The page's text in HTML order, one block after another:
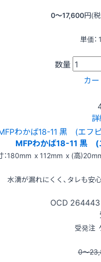
0〜17,600円(
単価：
数量
カ
MFPわかば18-11 黒 (
：180mm x 112mm x (高
水滴が漏れにくく、タレも安
OCD 264443
受発注
0〜